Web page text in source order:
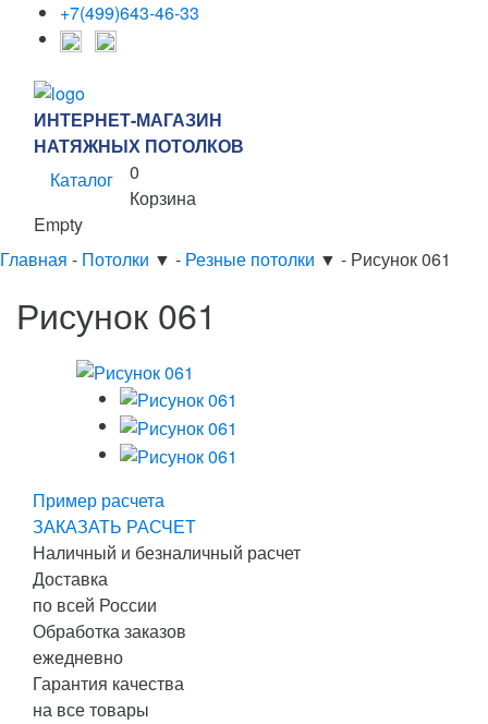
+7(499)643-46-33
ИНТЕРНЕТ-МАГАЗИН
НАТЯЖНЫХ ПОТОЛКОВ
Каталог
0
Корзина
Empty
Главная - Потолки ▼ - Резные потолки ▼ - Рисунок 061
Рисунок 061
Пример расчета
ЗАКАЗАТЬ РАСЧЕТ
Наличный и безналичный расчет
Доставка
по всей России
Обработка заказов
ежедневно
Гарантия качества
на все товары